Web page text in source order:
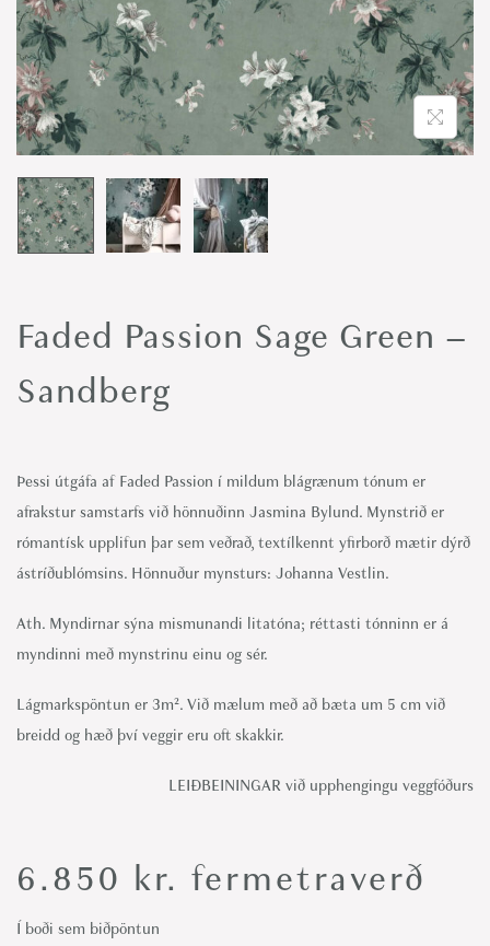
o
Faded Passion Sage Green –
Sandberg
6.850 kr. fermetraverð
Þessi útgáfa af Faded Passion í mildum blágrænum tónum er
afrakstur samstarfs við hönnuðinn Jasmina Bylund. Mynstrið er
rómantísk upplifun þar sem veðrað, textílkennt yfirborð mætir dýrð
ástríðublómsins. Hönnuður mynsturs: Johanna Vestlin.
Ath. Myndirnar sýna mismunandi litatóna; réttasti tónninn er á
myndinni með mynstrinu einu og sér.
Lágmarkspöntun er 3m². Við mælum með að bæta um 5 cm við
breidd og hæð því veggir eru oft skakkir.
LEIÐBEININGAR við upphengingu veggfóðurs
Í boði sem biðpöntun